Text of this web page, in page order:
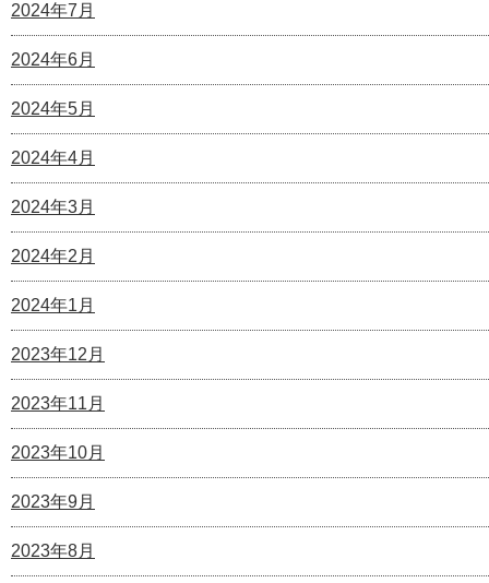
2024年7月
2024年6月
2024年5月
2024年4月
2024年3月
2024年2月
2024年1月
2023年12月
2023年11月
2023年10月
2023年9月
2023年8月